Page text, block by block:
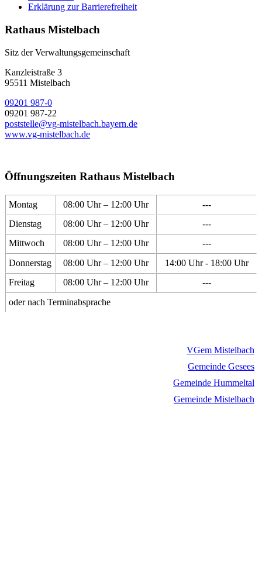
Erklärung zur Barrierefreiheit
Rathaus Mistelbach
Sitz der Verwaltungsgemeinschaft
Kanzleistraße 3
95511 Mistelbach
09201 987-0
09201 987-22
poststelle@vg-mistelbach.bayern.de
www.vg-mistelbach.de
Öffnungszeiten Rathaus Mistelbach
Montag 08:00 Uhr – 12:00 Uhr
---
Dienstag
08:00 Uhr – 12:00 Uhr
---
Mittwoch
08:00 Uhr – 12:00 Uhr
---
Donnerstag
08:00 Uhr – 12:00 Uhr
14:00 Uhr - 18:00 Uhr
Freitag
08:00 Uhr – 12:00 Uhr
---
oder nach Terminabsprache
VGem Mistelbach
Gemeinde Gesees
Gemeinde Hummeltal
Gemeinde Mistelbach